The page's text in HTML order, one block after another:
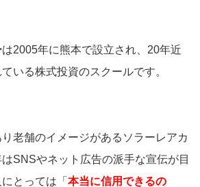
は2005年に熊本で設立され、20年近
いる株式投資のスクールです。
老舗のイメージがあるソラーレアカ
SNSやネット広告の派手な宣伝が目
とっては「本当に信用できるの